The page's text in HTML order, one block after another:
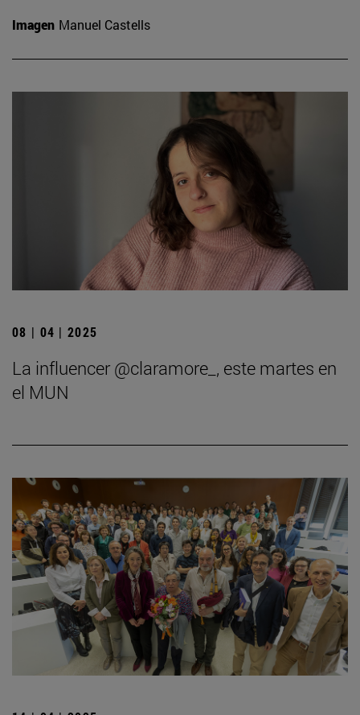
Imagen Manuel Castells
08 | 04 | 2025
La influencer @claramore_, este martes en
el MUN